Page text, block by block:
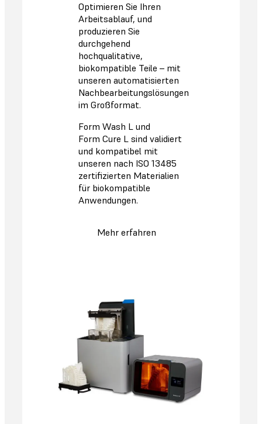
Optimieren Sie Ihren
Arbeitsablauf, und
produzieren Sie
durchgehend
hochqualitative,
biokompatible Teile – mit
unseren automatisierten
Nachbearbeitungslösungen
im Großformat.
Form Wash L und
Form Cure L sind validiert
und kompatibel mit
unseren nach ISO 13485
zertifizierten Materialien
für biokompatible
Anwendungen.
Mehr erfahren